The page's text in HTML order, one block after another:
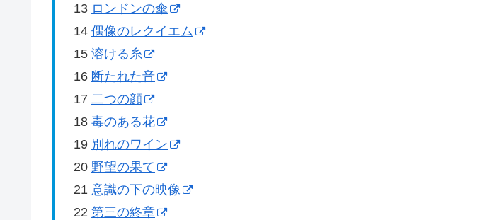
13 ロンドンの傘
14 偶像のレクイエム
15 溶ける糸
16 断たれた音
17 二つの顔
18 毒のある花
19 別れのワイン
20 野望の果て
21 意識の下の映像
22 第三の終章